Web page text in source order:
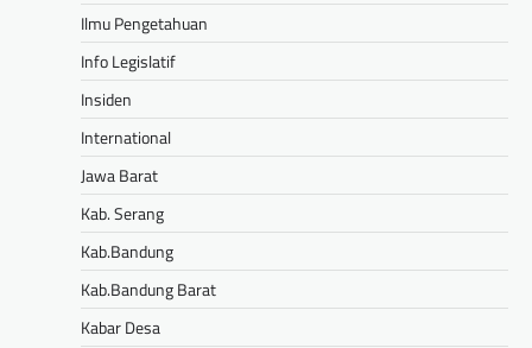
Ilmu Pengetahuan
Info Legislatif
Insiden
International
Jawa Barat
Kab. Serang
Kab.Bandung
Kab.Bandung Barat
Kabar Desa